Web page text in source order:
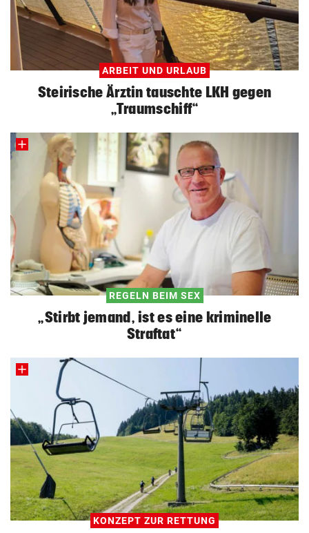
ARBEIT UND URLAUB
Steirische Ärztin tauschte LKH gegen
„Traumschiff“
REGELN BEIM SEX
„Stirbt jemand, ist es eine kriminelle
Straftat“
KONZEPT ZUR RETTUNG